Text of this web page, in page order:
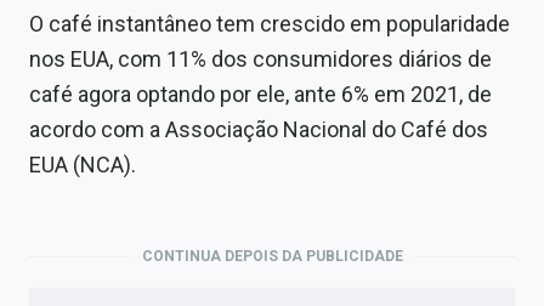
O café instantâneo tem crescido em popularidade
nos EUA, com 11% dos consumidores diários de
café agora optando por ele, ante 6% em 2021, de
acordo com a Associação Nacional do Café dos
EUA (NCA).
CONTINUA DEPOIS DA PUBLICIDADE